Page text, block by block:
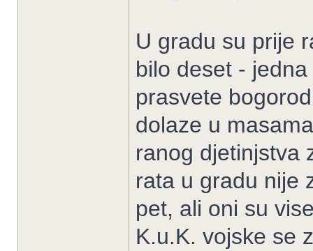
U gradu su prije
bilo deset -
prasvete
dolaze u
ranog djetinjstva
rata u gradu nije
pet, ali oni su
K.u.K. vojske se